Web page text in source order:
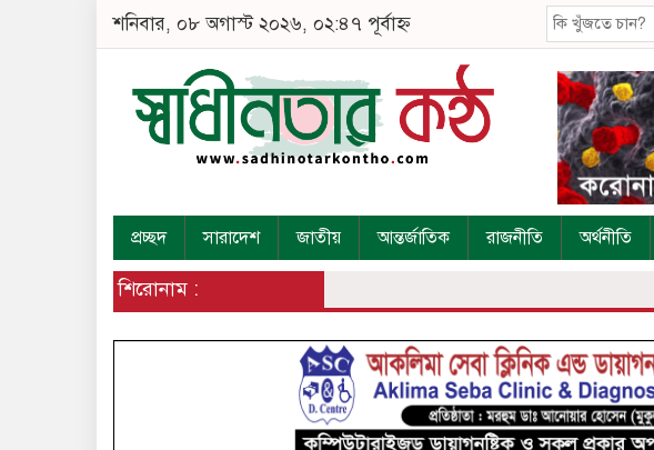
শনিবার, ০৮ অগাস্ট ২০২৬, ০২:৪৭ পূর্বাহ্ন
প্রচ্ছদ সারাদেশ জাতীয় আন্তর্জাতিক রাজনীতি অর্থনীতি
শিরোনাম :